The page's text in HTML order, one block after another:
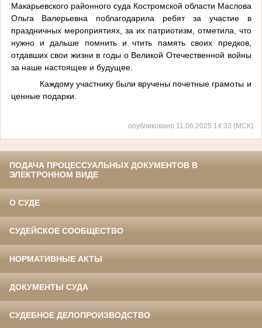
Макарьевского районного суда Костромской области Маслова
Ольга Валерьевна поблагодарила ребят за участие в
праздничных мероприятиях, за их патриотизм, отметила, что
нужно и дальше помнить и чтить память своих предков,
отдавших свои жизни в годы о Великой Отечественной войны
за наше настоящее и будущее.
Каждому участнику были вручены почетные грамоты и
ценные подарки.
опубликовано 11.06.2025 14:33 (МСК)
ПОДАЧА ПРОЦЕССУАЛЬНЫХ ДОКУМЕНТОВ В
ЭЛЕКТРОННОМ ВИДЕ
О СУДЕ
СУДЕЙСКОЕ СООБЩЕСТВО
НОРМАТИВНЫЕ АКТЫ
ДОКУМЕНТЫ СУДА
СУДЕБНОЕ ДЕЛОПРОИЗВОДСТВО